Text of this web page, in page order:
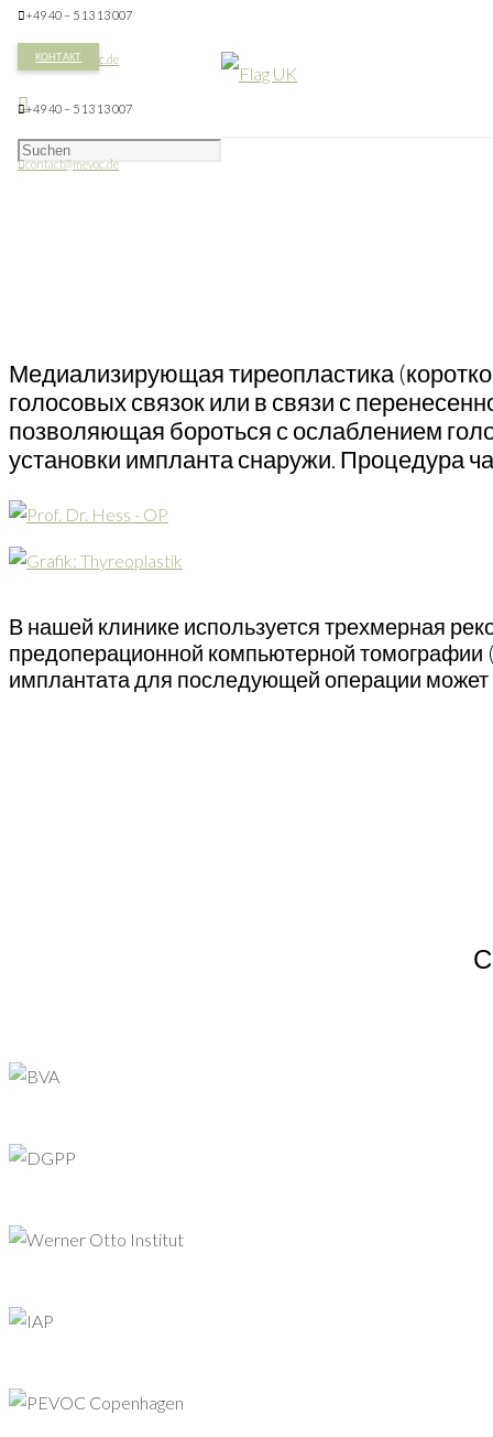
+49 40 – 5 13 13 007
contact@mevoc.de
КОНТАКТ
+49 40 – 5 13 13 007
contact@mevoc.de
Медиализирующая тиреопластика
голосовых связок или в связи с
позволяющая бороться с ослаблением
установки импланта снаружи. Процедура
В нашей клинике используется трехмерная
предоперационной компьютерной
имплантата для последующей операции